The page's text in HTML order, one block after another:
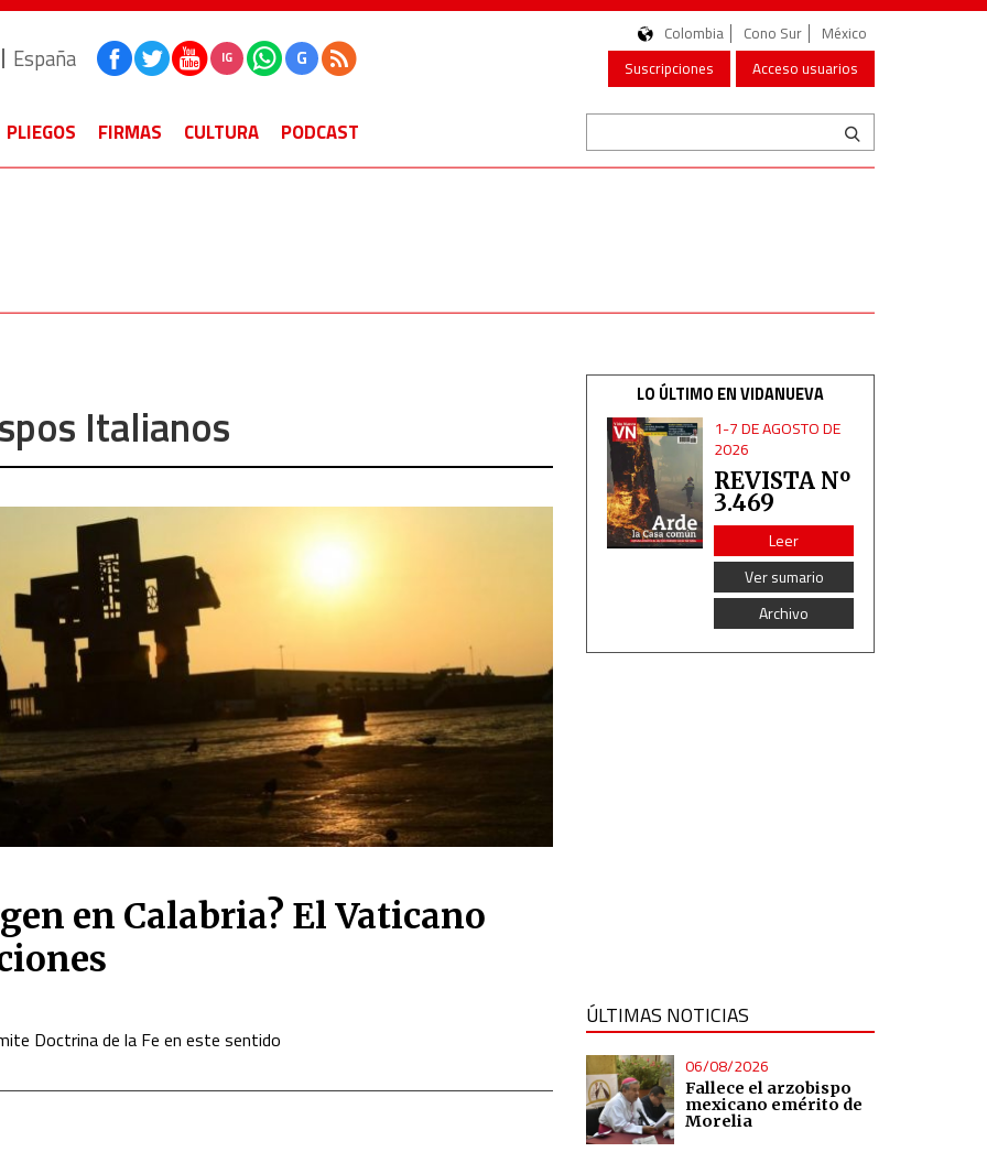
España IG G
Colombia Cono Sur
México
Suscripciones
Acceso usuarios
PLIEGOS FIRMAS CULTURA PODCAST
Italianos
en Calabria? El Vaticano
Doctrina de la Fe en este sentido
LO ÚLTIMO EN VIDANUEVA
1-7 DE AGOSTO DE
2026
REVISTA Nº
3.469
Leer
Ver sumario
Archivo
ÚLTIMAS NOTICIAS
06/08/2026
Fallece el arzobispo
mexicano emérito de
Morelia